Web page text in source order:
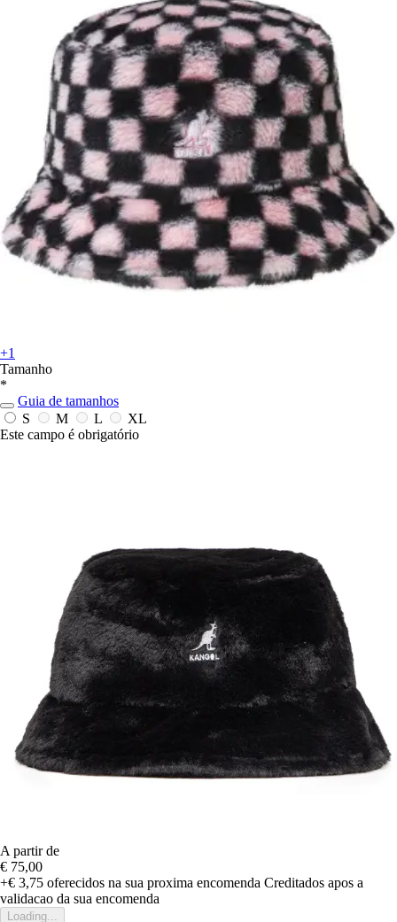
+1
Tamanho
*
Guia de tamanhos
S
M L
XL
Este campo é obrigatório
A partir de
€ 75,00
+€ 3,75 oferecidos na sua proxima encomenda Creditados apos a
validacao da sua encomenda
Loading...